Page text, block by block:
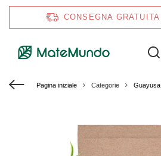
CONSEGNA GRATUITA
Pagina iniziale Categorie Guayusa